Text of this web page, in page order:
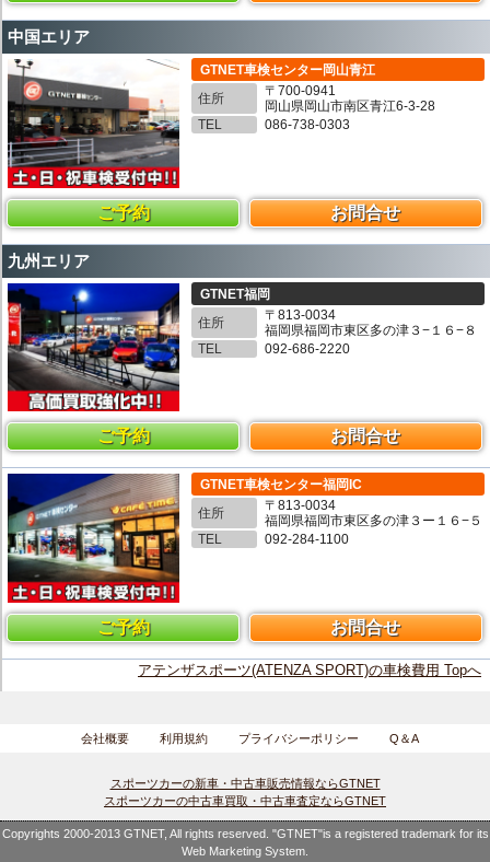
中国エリア
GTNET車検センター岡山青江
住所
〒700-0941
岡山県岡山市南区青江6-3-28
TEL
086-738-0303
ご予約 お問合せ
九州エリア
GTNET福岡
住所
〒813-0034
福岡県福岡市東区多の津３−１６−８
TEL
092-686-2220
ご予約 お問合せ
GTNET車検センター福岡IC
住所
〒813-0034
福岡県福岡市東区多の津３ー１６−５
TEL
092-284-1100
ご予約 お問合せ
アテンザスポーツ(ATENZA SPORT)の車検費用 Topへ
会社概要 利用規約 プライバシーポリシー Q＆A
スポーツカーの新車・中古車販売情報ならGTNET
スポーツカーの中古車買取・中古車査定ならGTNET
Copyrights 2000-2013 GTNET, All rights reserved. "GTNET"is a registered trademark for its
Web Marketing System.